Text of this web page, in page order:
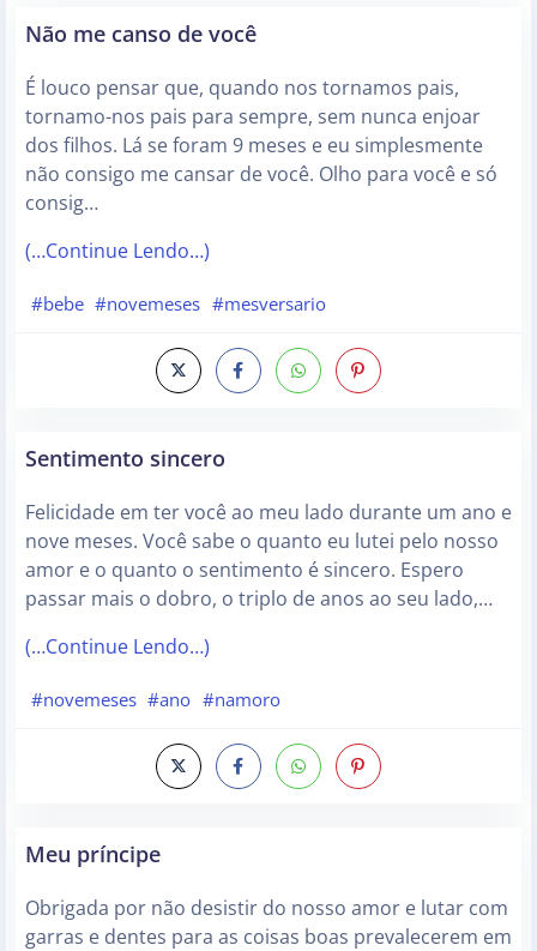
Não me canso de você
É louco pensar que, quando nos tornamos pais,
tornamo-nos pais para sempre, sem nunca enjoar
dos filhos. Lá se foram 9 meses e eu simplesmente
não consigo me cansar de você. Olho para você e só
consig…
(…Continue Lendo…)
#bebe #novemeses #mesversario
Sentimento sincero
Felicidade em ter você ao meu lado durante um ano e
nove meses. Você sabe o quanto eu lutei pelo nosso
amor e o quanto o sentimento é sincero. Espero
passar mais o dobro, o triplo de anos ao seu lado,…
(…Continue Lendo…)
#novemeses #ano #namoro
Meu príncipe
Obrigada por não desistir do nosso amor e lutar com
garras e dentes para as coisas boas prevalecerem em